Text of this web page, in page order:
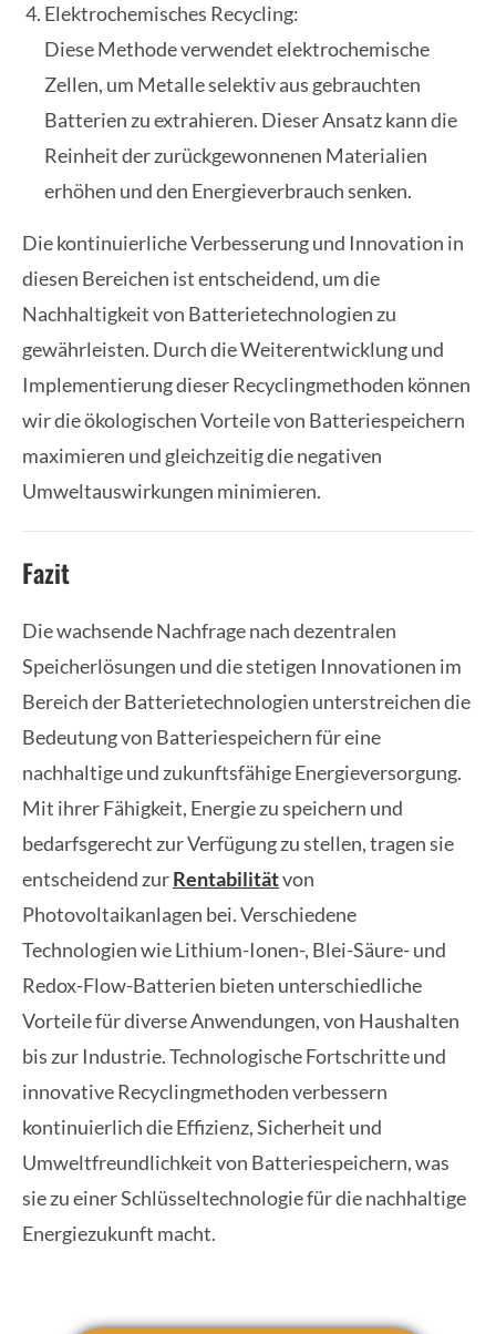
Elektrochemisches Recycling:
Diese Methode verwendet elektrochemische
Zellen, um Metalle selektiv aus gebrauchten
Batterien zu extrahieren. Dieser Ansatz kann die
Reinheit der zurückgewonnenen Materialien
erhöhen und den Energieverbrauch senken.
Die kontinuierliche Verbesserung und Innovation in
diesen Bereichen ist entscheidend, um die
Nachhaltigkeit von Batterietechnologien zu
gewährleisten. Durch die Weiterentwicklung und
Implementierung dieser Recyclingmethoden können
wir die ökologischen Vorteile von Batteriespeichern
maximieren und gleichzeitig die negativen
Umweltauswirkungen minimieren.
Fazit
Die wachsende Nachfrage nach dezentralen
Speicherlösungen und die stetigen Innovationen im
Bereich der Batterietechnologien unterstreichen die
Bedeutung von Batteriespeichern für eine
nachhaltige und zukunftsfähige Energieversorgung.
Mit ihrer Fähigkeit, Energie zu speichern und
bedarfsgerecht zur Verfügung zu stellen, tragen sie
entscheidend zurRentabilitätvon
Photovoltaikanlagen bei. Verschiedene
Technologien wie Lithium-Ionen-, Blei-Säure- und
Redox-Flow-Batterien bieten unterschiedliche
Vorteile für diverse Anwendungen, von Haushalten
bis zur Industrie. Technologische Fortschritte und
innovative Recyclingmethoden verbessern
kontinuierlich die Effizienz, Sicherheit und
Umweltfreundlichkeit von Batteriespeichern, was
sie zu einer Schlüsseltechnologie für die nachhaltige
Energiezukunft macht.